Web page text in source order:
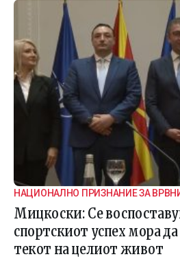
НАЦИОНАЛНО ПРИЗНАНИЕ ЗА
Мицкоски: Се
спортскиот успех мора
текот на целиот живот